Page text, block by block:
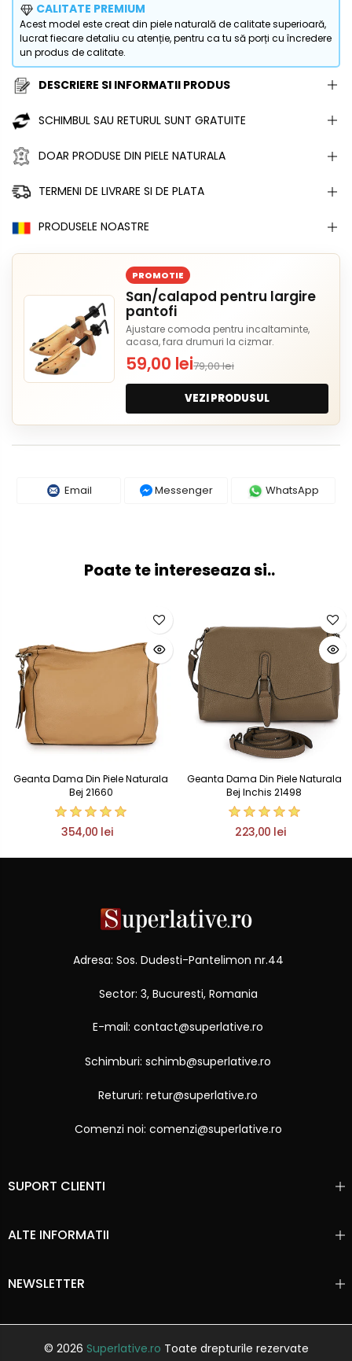
CALITATE PREMIUM
Acest model este creat din piele naturală de calitate superioară,
lucrat fiecare detaliu cu atenție, pentru ca tu să porți cu încredere
un produs de calitate.
DESCRIERE SI INFORMATII PRODUS
SCHIMBUL SAU RETURUL SUNT GRATUITE
DOAR PRODUSE DIN PIELE NATURALA
TERMENI DE LIVRARE SI DE PLATA
PRODUSELE NOASTRE
PROMOTIE
San/calapod pentru largire
pantofi
Ajustare comoda pentru incaltaminte,
acasa, fara drumuri la cizmar.
59,00 lei79,00 lei
VEZI PRODUSUL
Email Messenger WhatsApp
Poate te intereseaza si..
Geanta Dama Din Piele Naturala
Bej 21660
354,00 lei
Geanta Dama Din Piele Naturala
Bej Inchis 21498
223,00 lei
Adresa: Sos. Dudesti-Pantelimon nr.44
Sector: 3, Bucuresti, Romania
E-mail: contact@superlative.ro
Schimburi: schimb@superlative.ro
Retururi: retur@superlative.ro
Comenzi noi: comenzi@superlative.ro
SUPORT CLIENTI
ALTE INFORMATII
NEWSLETTER
© 2026 Superlative.ro Toate drepturile rezervate